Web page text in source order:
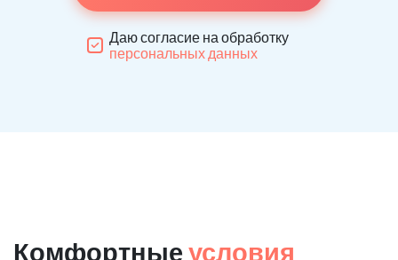
Даю согласие на обработку
персональных данных
Комфортные условия